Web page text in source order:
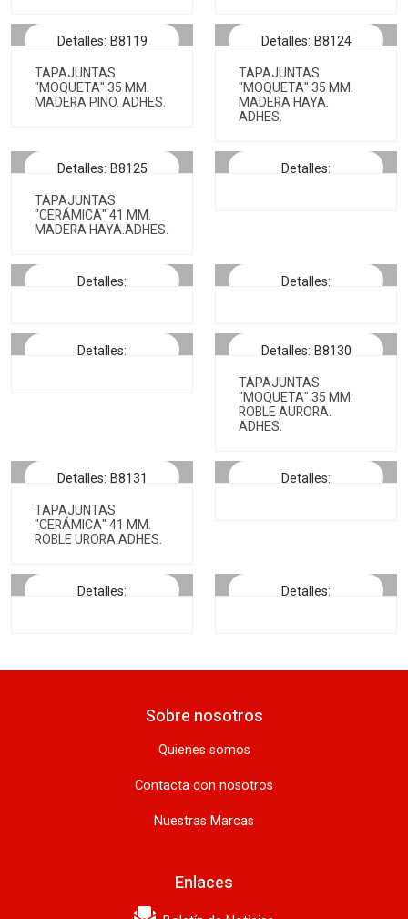
Detalles: B8119
TAPAJUNTAS
"MOQUETA" 35 MM.
MADERA PINO. ADHES.
Detalles: B8124
TAPAJUNTAS
"MOQUETA" 35 MM.
MADERA HAYA.
ADHES.
Detalles: B8125
TAPAJUNTAS
"CERÁMICA" 41 MM.
MADERA HAYA.ADHES.
Detalles:
Detalles: Detalles:
Detalles: Detalles: B8130
TAPAJUNTAS
"MOQUETA" 35 MM.
ROBLE AURORA.
ADHES.
Detalles: B8131
TAPAJUNTAS
"CERÁMICA" 41 MM.
ROBLE URORA.ADHES.
Detalles:
Detalles: Detalles:
Sobre nosotros
Quienes somos
Contacta con nosotros
Nuestras Marcas
Enlaces